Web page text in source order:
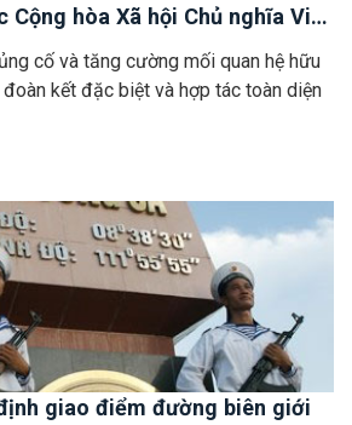
Cộng hòa Xã hội Chủ nghĩa Việt
nước Cộng hòa Dân chủ
cố và tăng cường mối quan hệ hữu
kết đặc biệt và hợp tác toàn diện
giao điểm đường biên giới